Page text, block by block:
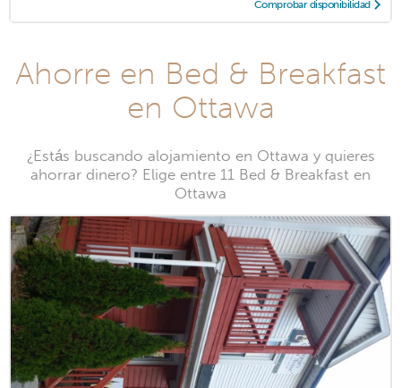
Comprobar disponibilidad
Ahorre en Bed & Breakfast
en Ottawa
¿Estás buscando alojamiento en Ottawa y quieres
ahorrar dinero? Elige entre 11 Bed & Breakfast en
Ottawa